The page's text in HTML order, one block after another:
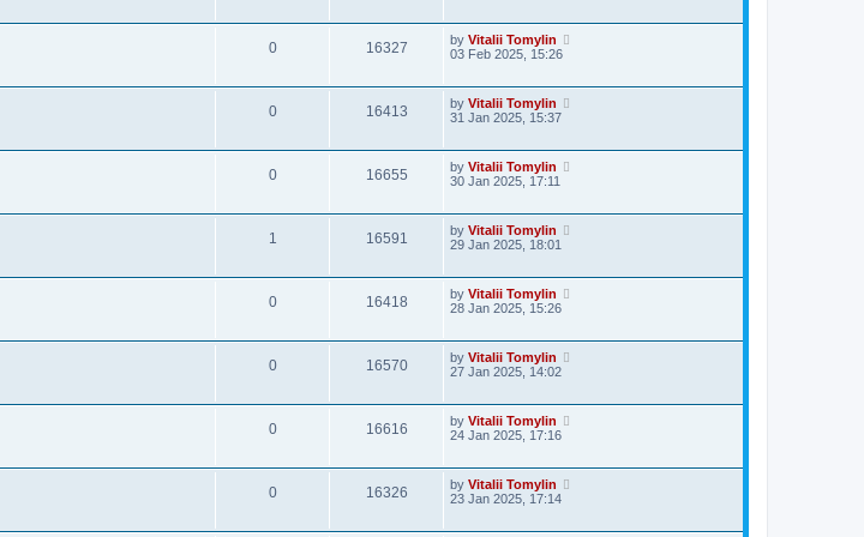
0 16327 by Vitalii Tomylin
03 Feb 2025, 15:26
0 16413 by Vitalii Tomylin
31 Jan 2025, 15:37
0 16655 by Vitalii Tomylin
30 Jan 2025, 17:11
1 16591 by Vitalii Tomylin
29 Jan 2025, 18:01
0 16418 by Vitalii Tomylin
28 Jan 2025, 15:26
0 16570 by Vitalii Tomylin
27 Jan 2025, 14:02
0 16616 by Vitalii Tomylin
24 Jan 2025, 17:16
0 16326 by Vitalii Tomylin
23 Jan 2025, 17:14